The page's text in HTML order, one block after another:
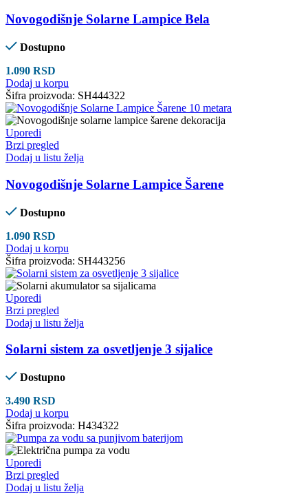
Novogodišnje Solarne Lampice Bela
Dostupno
1.090 RSD
Dodaj u korpu
Šifra proizvoda: SH444322
Uporedi
Brzi pregled
Dodaj u listu želja
Novogodišnje Solarne Lampice Šarene
Dostupno
1.090 RSD
Dodaj u korpu
Šifra proizvoda: SH443256
Uporedi
Brzi pregled
Dodaj u listu želja
Solarni sistem za osvetljenje 3 sijalice
Dostupno
3.490 RSD
Dodaj u korpu
Šifra proizvoda: H434322
Uporedi
Brzi pregled
Dodaj u listu želja